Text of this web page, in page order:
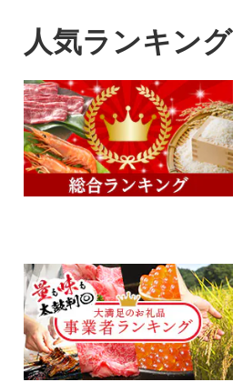
人気ランキング